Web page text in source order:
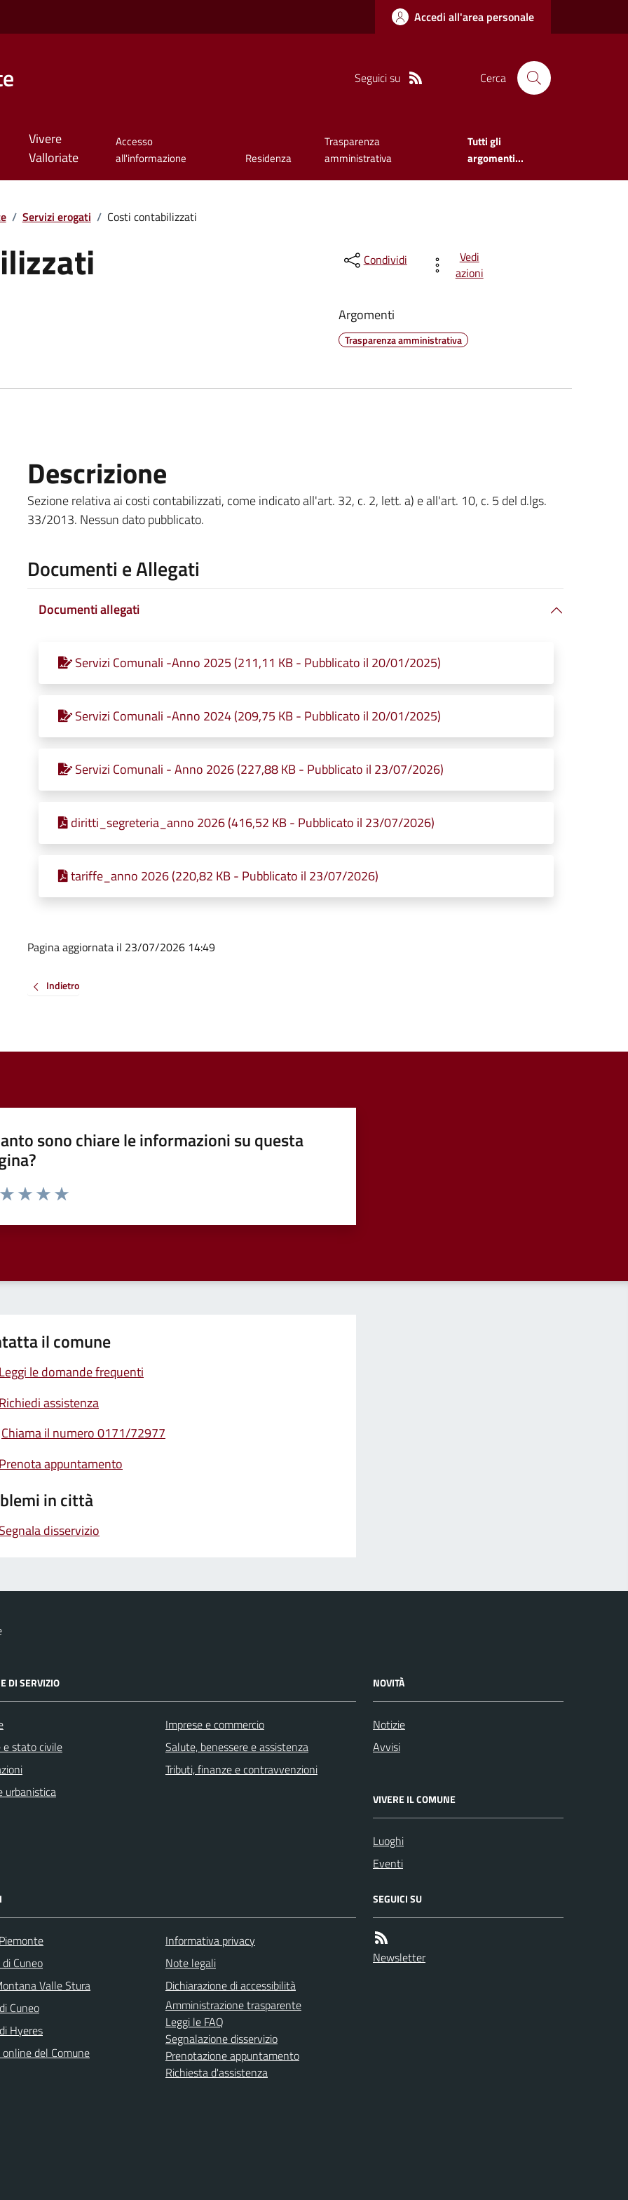
Accedi all'area personale
Seguici su Cerca
Vivere
Valloriate
Accesso
all'informazione
Residenza
Trasparenza
amministrativa
Tutti gli
argomenti...
/ Servizi erogati / Costi contabilizzati
Condividi
Vedi
azioni
Argomenti
Trasparenza amministrativa
Descrizione
Sezione relativa ai costi contabilizzati, come indicato all'art. 32, c. 2, lett. a) e all'art. 10, c. 5 del d.lgs.
33/2013. Nessun dato pubblicato.
Documenti e Allegati
Documenti allegati
Servizi Comunali -Anno 2025 (211,11 KB - Pubblicato il 20/01/2025)
Servizi Comunali -Anno 2024 (209,75 KB - Pubblicato il 20/01/2025)
Servizi Comunali - Anno 2026 (227,88 KB - Pubblicato il 23/07/2026)
diritti_segreteria_anno 2026 (416,52 KB - Pubblicato il 23/07/2026)
tariffe_anno 2026 (220,82 KB - Pubblicato il 23/07/2026)
Pagina aggiornata il 23/07/2026 14:49
Indietro
sono chiare le informazioni su questa
da 1 a 5 stelle la pagina
il comune
Leggi le domande frequenti
Richiedi assistenza
Chiama il numero 0171/72977
Prenota appuntamento
in città
Segnala disservizio
DI SERVIZIO
e stato civile
urbanistica
Imprese e commercio
Salute, benessere e assistenza
Tributi, finanze e contravvenzioni
NOVITÀ
Notizie
Avvisi
VIVERE IL COMUNE
Luoghi
Eventi
Cuneo
Valle Stura
Cuneo
Hyeres
del Comune
Informativa privacy
Note legali
Dichiarazione di accessibilità
Amministrazione trasparente
Leggi le FAQ
Segnalazione disservizio
Prenotazione appuntamento
Richiesta d'assistenza
SEGUICI SU
Newsletter